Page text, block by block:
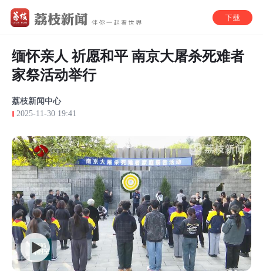
缅怀亲人 祈愿和平 南京大屠杀死难者
家祭活动举行
荔枝新闻中心
2025-11-30 19:41